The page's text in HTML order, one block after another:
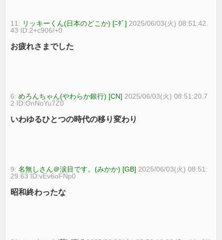
11: リッキーくん(日本のどこか) [ﾆﾀﾞ] 2025/06/03(火) 08:51:42.
43 ID:2+c906/+0
お疲れさまでした
6:めろんちゃん(やわらか銀行) [CN] 2025/06/03(火) 08:51:20.7
2 ID:OnNoYu7Z0
いわゆるひとつの時代の移り変わり
9:名無しさん＠涙目です。(みかか) [GB] 2025/06/03(火) 08:51:
29.63 ID:vEv6oFNp0
昭和終わったな